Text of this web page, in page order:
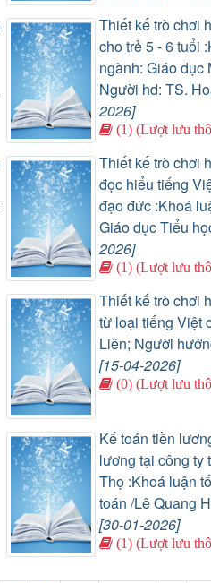
Thiết kế trò chơi
cho trẻ 5 - 6 tuổi
ngành: Giáo dục
Người hd: TS.
2026]
(1) (Lượt lưu
Thiết kế trò chơi
đọc hiểu tiếng
đạo đức :Khoá
Giáo dục Tiểu
2026]
(1) (Lượt lưu
Thiết kế trò chơi
từ loại tiếng Việt
Liên; Người
[15-04-2026]
(0) (Lượt lưu
Kế toán tiền
lương tại công ty
Thọ :Khoá luận
toán /Lê Quang
[30-01-2026]
(1) (Lượt lưu